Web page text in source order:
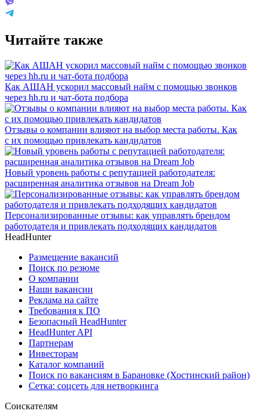
Читайте также
Как АШАН ускорил массовый найм с помощью звонков
через hh.ru и чат-бота подбора
Отзывы о компании влияют на выбор места работы. Как
с их помощью привлекать кандидатов
Новый уровень работы с репутацией работодателя:
расширенная аналитика отзывов на Dream Job
Персонализированные отзывы: как управлять брендом
работодателя и привлекать подходящих кандидатов
HeadHunter
Размещение вакансий
Поиск по резюме
О компании
Наши вакансии
Реклама на сайте
Требования к ПО
Безопасный HeadHunter
HeadHunter API
Партнерам
Инвесторам
Каталог компаний
Поиск по вакансиям в Барановке (Хостинский район)
Сетка: соцсеть для нетворкинга
Соискателям